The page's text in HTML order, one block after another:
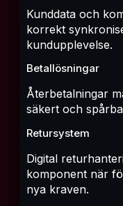
Kunddata och
korrekt
kundupplevelse.
Betallösningar
Återbetalningar
säkert och
Retursystem
Digital
komponent när
nya kraven.